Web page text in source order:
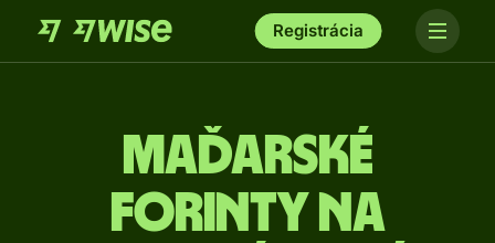
Registrácia
Maďarské
forinty na